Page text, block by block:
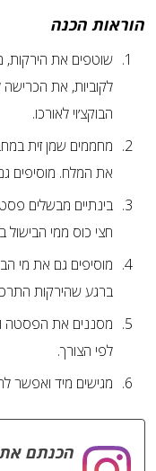
הוראות הכנה
שוטפים את הירקות,
לקוביות, את הכרישה
הבוקצ׳וי לאורכו.
מחממים שמן זית
את המלח. מוסיפים
בינתיים מבשלים
חצי כוס ממי הבישול
מוסיפים גם את מי
ברגע שהירקות
מסננים את הפסטה
לפי הצורך.
מגישים מיד ואפשר
הכנתם את